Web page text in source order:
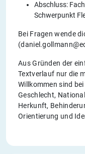
Abschluss:
Schwerpunkt
Bei Fragen wende
Aus Gründen der
Textverlauf nur die
Willkommen sind
Geschlecht,
Herkunft,
Orientierung und